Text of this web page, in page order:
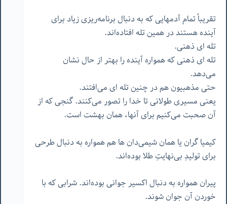
تقریباً تمام آدمهایی که به دنبال برنامه‌ریزی زیاد برای
آینده هستند در همین تله افتاده‌اند.
تله ای ذهنی.
تله ای ذهنی که همواره آینده را بهتر از حال نشان
می‌دهد.
حتی مذهبیون هم در چنین تله ای می‌افتند.
یعنی مسیری طولانی تا خدا را تصور می‌کنند. گنجی که از
آن صحبت می‌کنیم برای آنها، همان بهشت است.
کیمیا گران یا همان شیمی‌دان ها هم همواره به دنبال طرحی
برای تولیدِ بی‌نهایتِ طلا بوده‌اند.
پیران همواره به دنبال اکسیر جوانی بوده‌اند. شرابی که با
خوردن آن جوان شوند.